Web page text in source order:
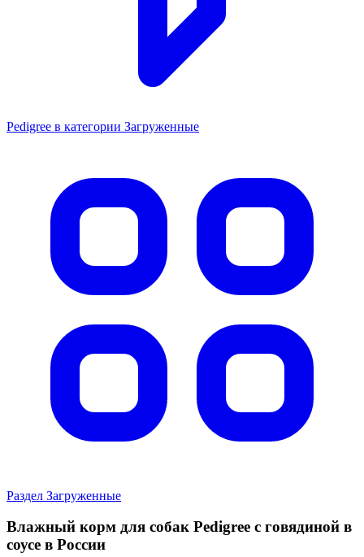
Pedigree в категории Загруженные
Раздел Загруженные
Влажный корм для собак Pedigree с говядиной в
соусе в России